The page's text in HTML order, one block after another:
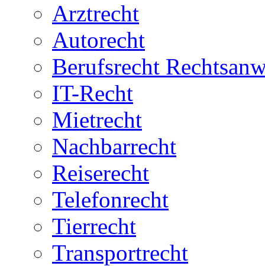
Arztrecht
Autorecht
Berufsrecht
IT-Recht
Mietrecht
Nachbarrecht
Reiserecht
Telefonrecht
Tierrecht
Transportrecht